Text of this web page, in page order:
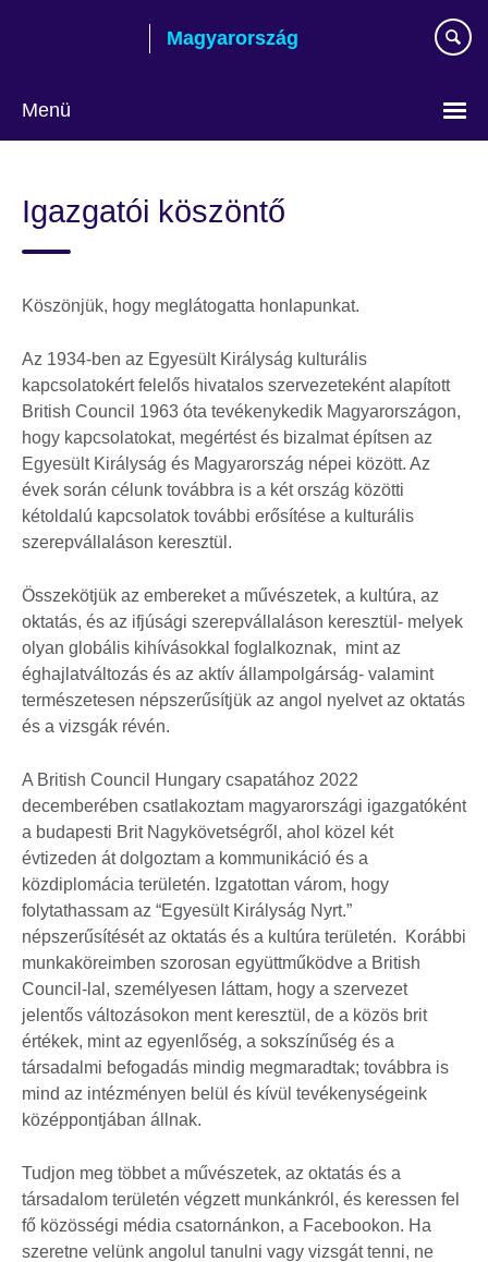
Magyarország
Menü
Igazgatói köszöntő
Köszönjük, hogy meglátogatta honlapunkat.
Az 1934-ben az Egyesült Királyság kulturális
kapcsolatokért felelős hivatalos szervezeteként alapított
British Council 1963 óta tevékenykedik Magyarországon,
hogy kapcsolatokat, megértést és bizalmat építsen az
Egyesült Királyság és Magyarország népei között. Az
évek során célunk továbbra is a két ország közötti
kétoldalú kapcsolatok további erősítése a kulturális
szerepvállaláson keresztül.
Összekötjük az embereket a művészetek, a kultúra, az
oktatás, és az ifjúsági szerepvállaláson keresztül- melyek
olyan globális kihívásokkal foglalkoznak, mint az
éghajlatváltozás és az aktív állampolgárság- valamint
természetesen népszerűsítjük az angol nyelvet az oktatás
és a vizsgák révén.
A British Council Hungary csapatához 2022
decemberében csatlakoztam magyarországi igazgatóként
a budapesti Brit Nagykövetségről, ahol közel két
évtizeden át dolgoztam a kommunikáció és a
közdiplomácia területén. Izgatottan várom, hogy
folytathassam az “Egyesült Királyság Nyrt.”
népszerűsítését az oktatás és a kultúra területén. Korábbi
munkaköreimben szorosan együttműködve a British
Council-lal, személyesen láttam, hogy a szervezet
jelentős változásokon ment keresztül, de a közös brit
értékek, mint az egyenlőség, a sokszínűség és a
társadalmi befogadás mindig megmaradtak; továbbra is
mind az intézményen belül és kívül tevékenységeink
középpontjában állnak.
Tudjon meg többet a művészetek, az oktatás és a
társadalom területén végzett munkánkról, és keressen fel
fő közösségi média csatornánkon, a Facebookon. Ha
szeretne velünk angolul tanulni vagy vizsgát tenni, ne